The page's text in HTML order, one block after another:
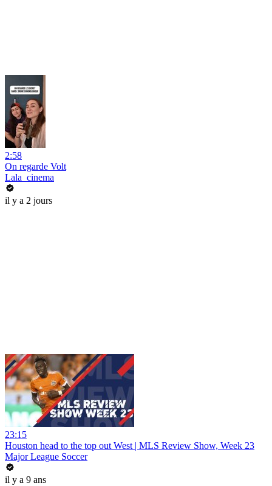
2:58
On regarde Volt
Lala_cinema
il y a 2 jours
23:15
Houston head to the top out West | MLS Review Show, Week 23
Major League Soccer
il y a 9 ans